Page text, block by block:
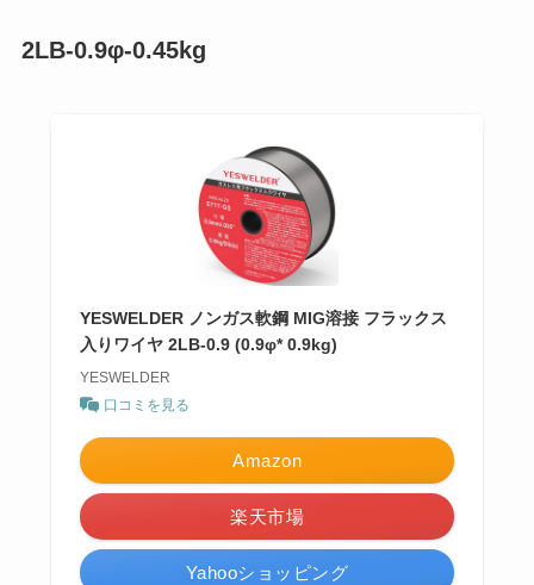
2LB-0.9φ-0.45kg
YESWELDER ノンガス軟鋼 MIG溶接 フラックス
入りワイヤ 2LB-0.9 (0.9φ* 0.9kg)
YESWELDER
口コミを見る
Amazon
楽天市場
Yahooショッピング